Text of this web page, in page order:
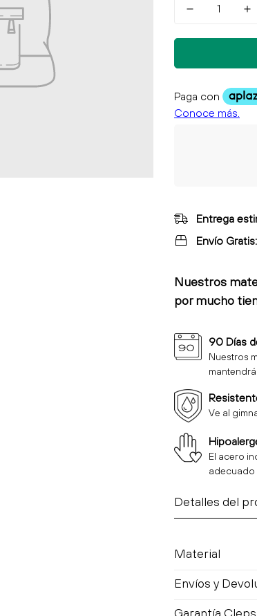
Entrega
Envío Gratis:
Nuestros
por mucho
90 Días
Nuestros
Ve al
El acero
adecuado
Detalles del
Material
Envíos y
Garantía